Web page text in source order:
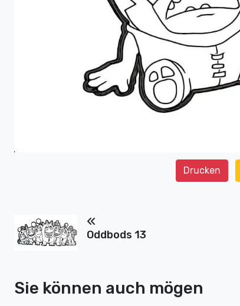
Drucken
Oddbods 13
Sie können auch mögen